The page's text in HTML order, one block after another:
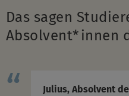
Das sagen
Absolvent*innen
Julius, Absolvent